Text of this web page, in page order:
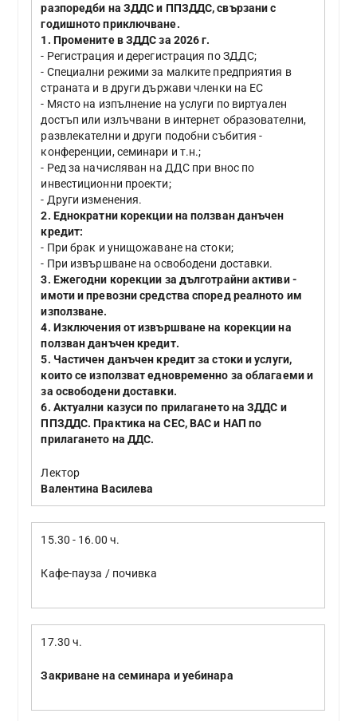
разпоредби на ЗДДС и ППЗДДС, свързани с
годишното приключване.
1. Промените в ЗДДС за 2026 г.
- Регистрация и дерегистрация по ЗДДС;
- Специални режими за малките предприятия в
страната и в други държави членки на ЕС
- Място на изпълнение на услуги по виртуален
достъп или излъчвани в интернет образователни,
развлекателни и други подобни събития -
конференции, семинари и т.н.;
- Ред за начисляван на ДДС при внос по
инвестиционни проекти;
- Други изменения.
2. Еднократни корекции на ползван данъчен
кредит:
- При брак и унищожаване на стоки;
- При извършване на освободени доставки.
3. Ежегодни корекции за дълготрайни активи -
имоти и превозни средства според реалното им
използване.
4. Изключения от извършване на корекции на
ползван данъчен кредит.
5. Частичен данъчен кредит за стоки и услуги,
които се използват едновременно за облагаеми и
за освободени доставки.
6. Актуални казуси по прилагането на ЗДДС и
ППЗДДС. Практика на СЕС, ВАС и НАП по
прилагането на ДДС.
Лектор
Валентина Василева
15.30 - 16.00 ч.
Кафе-пауза / почивка
17.30 ч.
Закриване на семинара и уебинара